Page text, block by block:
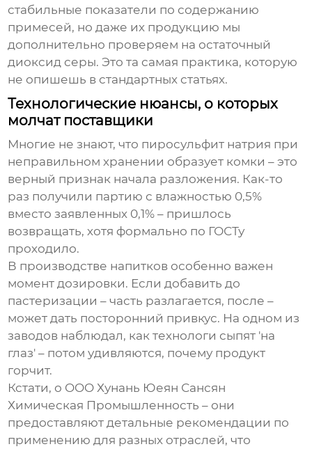
стабильные показатели по содержанию
примесей, но даже их продукцию мы
дополнительно проверяем на остаточный
диоксид серы. Это та самая практика, которую
не опишешь в стандартных статьях.
Технологические нюансы, о которых
молчат поставщики
Многие не знают, что пиросульфит натрия при
неправильном хранении образует комки – это
верный признак начала разложения. Как-то
раз получили партию с влажностью 0,5%
вместо заявленных 0,1% – пришлось
возвращать, хотя формально по ГОСТу
проходило.
В производстве напитков особенно важен
момент дозировки. Если добавить до
пастеризации – часть разлагается, после –
может дать посторонний привкус. На одном из
заводов наблюдал, как технологи сыпят 'на
глаз' – потом удивляются, почему продукт
горчит.
Кстати, о OOO Хунань Юеян Сансян
Химическая Промышленность – они
предоставляют детальные рекомендации по
применению для разных отраслей, что